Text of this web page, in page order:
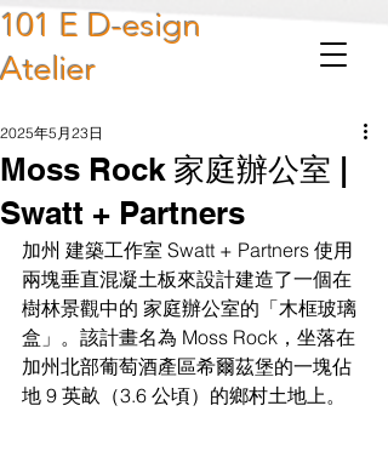
101 E D-esign
Atelier
Moss Rock 家庭辦公室 |
Swatt + Partners
2025年5月23日
加州 建築工作室 Swatt + Partners 使用
兩塊垂直混凝土板來設計建造了一個在
樹林景觀中的 家庭辦公室的「木框玻璃
盒」。該計畫名為 Moss Rock，坐落在
加州北部葡萄酒產區希爾茲堡的一塊佔
地 9 英畝（3.6 公頃）的鄉村土地上。